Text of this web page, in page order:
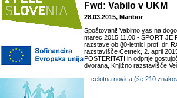
Fwd: Vabilo v UKM
28.03.2015, Maribor
Spoštovani! Vabimo vas na
marec 2015 11.00 - ŠPORT JE
razstave ob 80-letnici prof. dr.
razstavišče Četrtek, 2. april
POSTERITATI in odprtje
dvorana, Knjižno razstavišče
... celotna novica (še 210